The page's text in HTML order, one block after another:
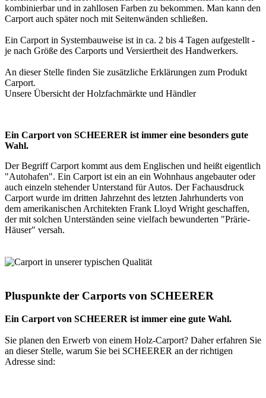
kombinierbar und in zahllosen Farben zu bekommen. Man kann den
Carport auch später noch mit Seitenwänden schließen.
Ein Carport in Systembauweise ist in ca. 2 bis 4 Tagen aufgestellt -
je nach Größe des Carports und Versiertheit des Handwerkers.
An dieser Stelle finden Sie zusätzliche Erklärungen zum Produkt
Carport.
Unsere Übersicht derHolzfachmärkte und Händler
Ein Carport von SCHEERER ist immer eine besonders gute
Wahl.
Der Begriff Carport kommt aus dem Englischen und heißt eigentlich
"Autohafen". Ein Carport ist ein an ein Wohnhaus angebauter oder
auch einzeln stehender Unterstand für Autos. Der Fachausdruck
Carport wurde im dritten Jahrzehnt des letzten Jahrhunderts von
dem amerikanischen Architekten Frank Lloyd Wright geschaffen,
der mit solchen Unterständen seine vielfach bewunderten "Prärie-
Häuser" versah.
Pluspunkte der Carports von SCHEERER
Ein Carport von SCHEERER ist immer eine gute Wahl.
Sie planen den Erwerb von einem Holz-Carport? Daher erfahren Sie
an dieser Stelle, warum Sie bei SCHEERER an der richtigen
Adresse sind: